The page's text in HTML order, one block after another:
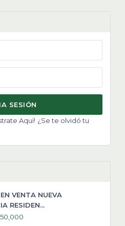
SESIÓN
Aquí! ¿Se te olvidó tu
VENTA NUEVA
RESIDEN...